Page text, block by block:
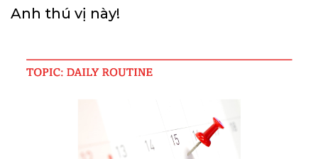
Anh thú vị này!